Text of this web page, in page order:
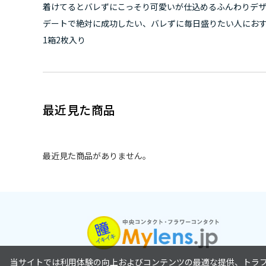
着けてるとバレずにこっそり可愛いが仕込めるふんわりデ
デートで絶対に成功したい、バレずに毎日盛りたい人にお
1箱2枚入り
最近見た商品
最近見た商品がありません。
当サイトでは利用体験の向上およびコンテンツの最適な提供、ト